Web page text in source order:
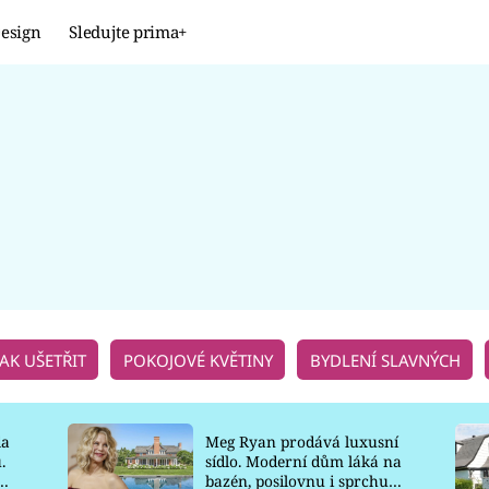
Sledujte prima+
UŠETŘIT POKOJOVÉ KVĚTINY BYDLENÍ SLAVNÝCH
Meg Ryan prodává luxusní
sídlo. Moderní dům láká na
bazén, posilovnu i sprchu